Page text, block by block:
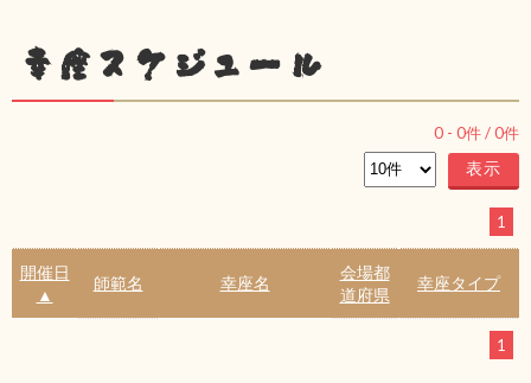
幸座スケジュール
0 - 0件 /0件
1
開催日
▲
師範名 幸座名
会場都
道府県
幸座タイプ
1